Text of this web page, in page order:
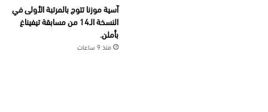
آسية موزنا تتوج بالمرتبة الأولى في
النسخة الـ14 من مسابقة تيفيناغ
بأملن.
منذ 9 ساعات